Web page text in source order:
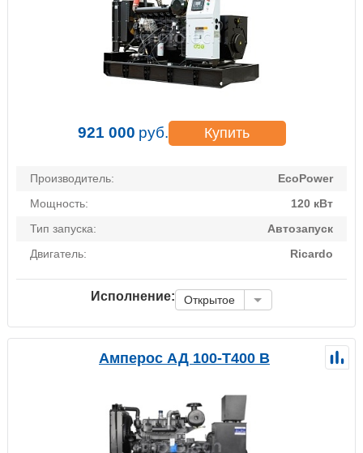
921 000 руб. Купить
Производитель:
EcoPower
Мощность:
120 кВт
Тип запуска:
Автозапуск
Двигатель:
Ricardo
Исполнение: Открытое
Амперос АД 100-Т400 B